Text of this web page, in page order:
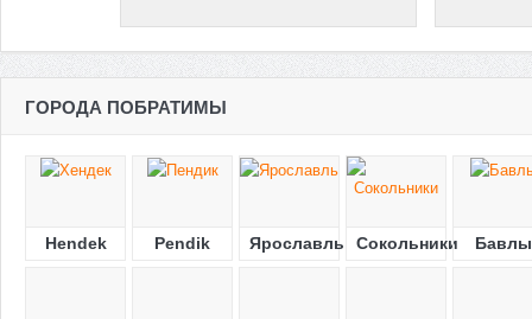
ГОРОДА ПОБРАТИМЫ
Hendek Pendik Ярославль Сокольники Бавлы